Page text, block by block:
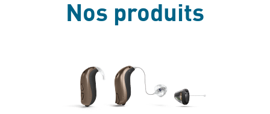
Nos produits